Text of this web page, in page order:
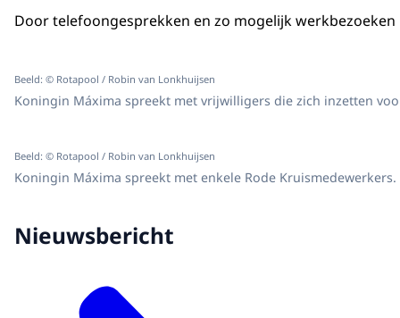
Door telefoongesprekken en zo mogelijk
Beeld: © Rotapool / Robin van Lonkhuijsen
Koningin Máxima spreekt met vrijwilligers die zich inzetten
Beeld: © Rotapool / Robin van Lonkhuijsen
Koningin Máxima spreekt met enkele Rode Kruismedewerkers.
Nieuwsbericht